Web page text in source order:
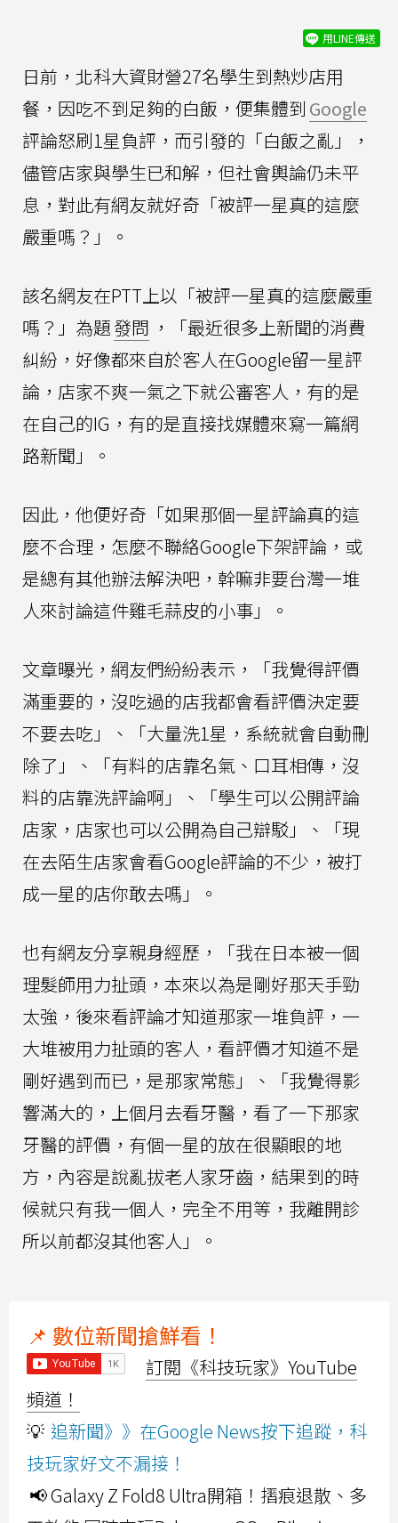
用LINE傳送
日前，北科大資財營27名學生到熱炒店用
餐，因吃不到足夠的白飯，便集體到 Google
評論怒刷1星負評，而引發的「白飯之亂」，
儘管店家與學生已和解，但社會輿論仍未平
息，對此有網友就好奇「被評一星真的這麼
嚴重嗎？」。
該名網友在PTT上以「被評一星真的這麼嚴重
嗎？」為題發問 ，「最近很多上新聞的消費
糾紛，好像都來自於客人在Google留一星評
論，店家不爽一氣之下就公審客人，有的是
在自己的IG，有的是直接找媒體來寫一篇網
路新聞」。
因此，他便好奇「如果那個一星評論真的這
麼不合理，怎麼不聯絡Google下架評論，或
是總有其他辦法解決吧，幹嘛非要台灣一堆
人來討論這件雞毛蒜皮的小事」。
文章曝光，網友們紛紛表示，「我覺得評價
滿重要的，沒吃過的店我都會看評價決定要
不要去吃」、「大量洗1星，系統就會自動刪
除了」、「有料的店靠名氣、口耳相傳，沒
料的店靠洗評論啊」、「學生可以公開評論
店家，店家也可以公開為自己辯駁」、「現
在去陌生店家會看Google評論的不少，被打
成一星的店你敢去嗎」。
也有網友分享親身經歷，「我在日本被一個
理髮師用力扯頭，本來以為是剛好那天手勁
太強，後來看評論才知道那家一堆負評，一
大堆被用力扯頭的客人，看評價才知道不是
剛好遇到而已，是那家常態」、「我覺得影
響滿大的，上個月去看牙醫，看了一下那家
牙醫的評價，有個一星的放在很顯眼的地
方，內容是說亂拔老人家牙齒，結果到的時
候就只有我一個人，完全不用等，我離開診
所以前都沒其他客人」。
📌 數位新聞搶鮮看！
訂閱《科技玩家》YouTube
頻道！
💡 追新聞》》在Google News按下追蹤，科
技玩家好文不漏接！
📢 Galaxy Z Fold8 Ultra開箱！摺痕退散、多